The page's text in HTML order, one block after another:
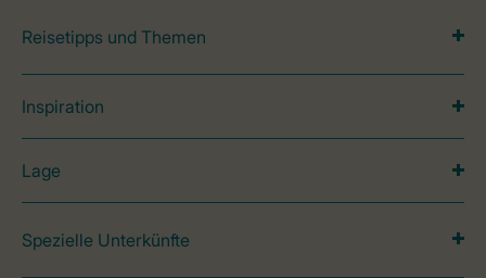
Reisetipps und Themen
Inspiration
Lage
Spezielle Unterkünfte